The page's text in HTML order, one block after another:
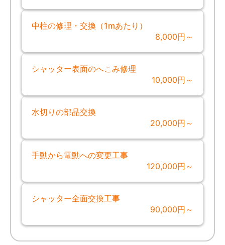
中柱の修理・交換（1mあたり）
8,000円～
シャッター表面のへこみ修理
10,000円～
水切りの部品交換
20,000円～
手動から電動への変更工事
120,000円～
シャッター全面交換工事
90,000円～